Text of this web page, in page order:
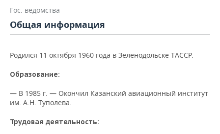
УДМУРТИЯ
НОВОСТИ АНАЛИТИКИ
КОМУ ПРИНАДЛЕЖАТ
ТОРГОВЫЕ ЦЕНТРЫ
ТАТАРСТАНА
ЭКОНОМИКА
БЮДЖЕТ
ПРОМЫШЛЕННОСТИ
АГРОПРОМ
МАШИНОСТРОЕНИЕ
НОВОСТИ АВТО
Гос. ведомства
Общая информация
Родился 11 октября 1960 года в Зеленодольске ТАССР.
Образование:
— В 1985 г. — Окончил Казанский авиационный институт
им. А.Н. Туполева.
Трудовая деятельность: